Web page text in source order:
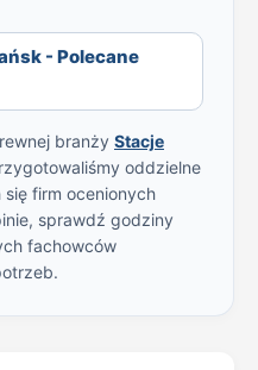
- Polecane
branży Stacje
oddzielne
firm ocenionych
sprawdź godziny
fachowców